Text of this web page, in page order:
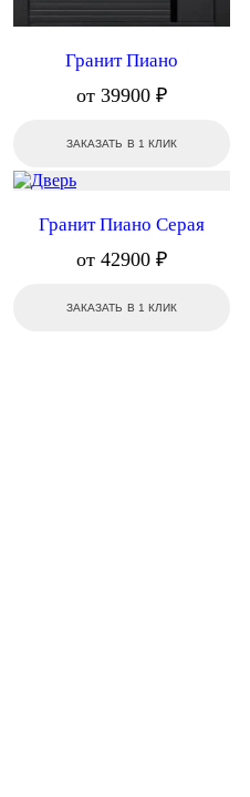
Гранит Пиано
от 39900 ₽
ЗАКАЗАТЬ В 1 КЛИК
Гранит Пиано Серая
от 42900 ₽
ЗАКАЗАТЬ В 1 КЛИК